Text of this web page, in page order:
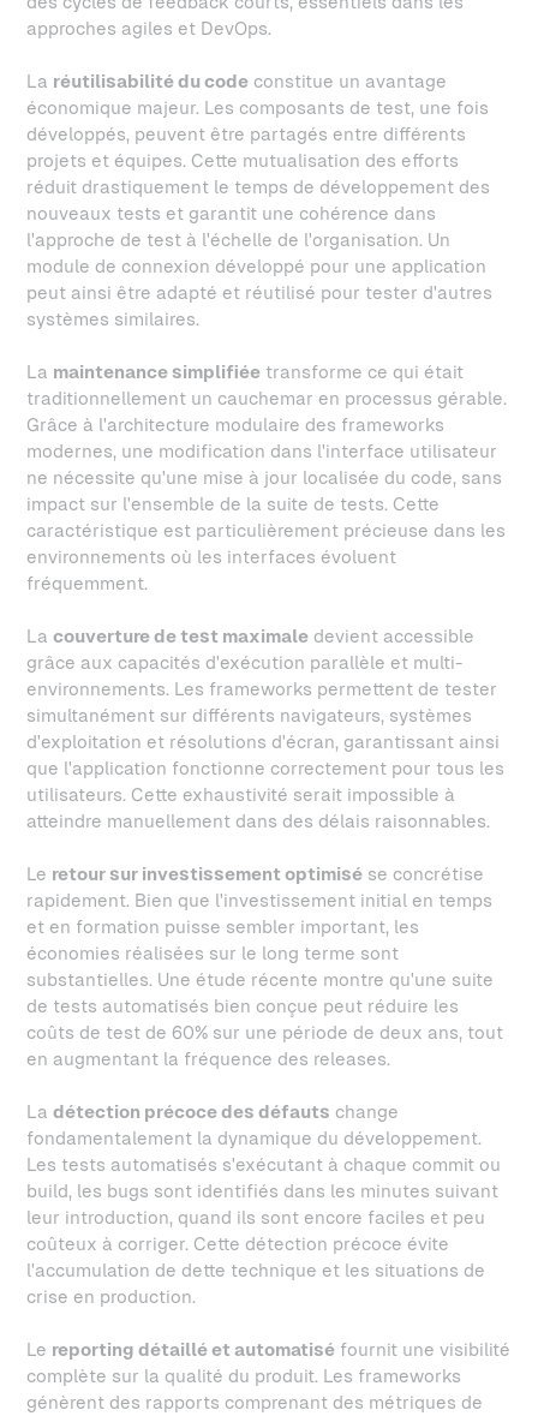
approches agiles et DevOps.
La réutilisabilité du code constitue un avantage
économique majeur. Les composants de test, une fois
développés, peuvent être partagés entre différents
projets et équipes. Cette mutualisation des efforts
réduit drastiquement le temps de développement des
nouveaux tests et garantit une cohérence dans
l'approche de test à l'échelle de l'organisation. Un
module de connexion développé pour une application
peut ainsi être adapté et réutilisé pour tester d'autres
systèmes similaires.
La maintenance simplifiée transforme ce qui était
traditionnellement un cauchemar en processus gérable.
Grâce à l'architecture modulaire des frameworks
modernes, une modification dans l'interface utilisateur
ne nécessite qu'une mise à jour localisée du code, sans
impact sur l'ensemble de la suite de tests. Cette
caractéristique est particulièrement précieuse dans les
environnements où les interfaces évoluent
fréquemment.
Lacouverture de test maximale devient accessible
grâce aux capacités d'exécution parallèle et multi-
environnements. Les frameworks permettent de tester
simultanément sur différents navigateurs, systèmes
d'exploitation et résolutions d'écran, garantissant ainsi
que l'application fonctionne correctement pour tous les
utilisateurs. Cette exhaustivité serait impossible à
atteindre manuellement dans des délais raisonnables.
Le retour sur investissement optimisé se concrétise
rapidement. Bien que l'investissement initial en temps
et en formation puisse sembler important, les
économies réalisées sur le long terme sont
substantielles. Une étude récente montre qu'une suite
de tests automatisés bien conçue peut réduire les
coûts de test de 60% sur une période de deux ans, tout
en augmentant la fréquence des releases.
Ladétection précoce des défauts change
fondamentalement la dynamique du développement.
Les tests automatisés s'exécutant à chaque commit ou
build, les bugs sont identifiés dans les minutes suivant
leur introduction, quand ils sont encore faciles et peu
coûteux à corriger. Cette détection précoce évite
l'accumulation de dette technique et les situations de
crise en production.
Le reporting détaillé et automatisé fournit une visibilité
complète sur la qualité du produit. Les frameworks
génèrent des rapports comprenant des métriques de